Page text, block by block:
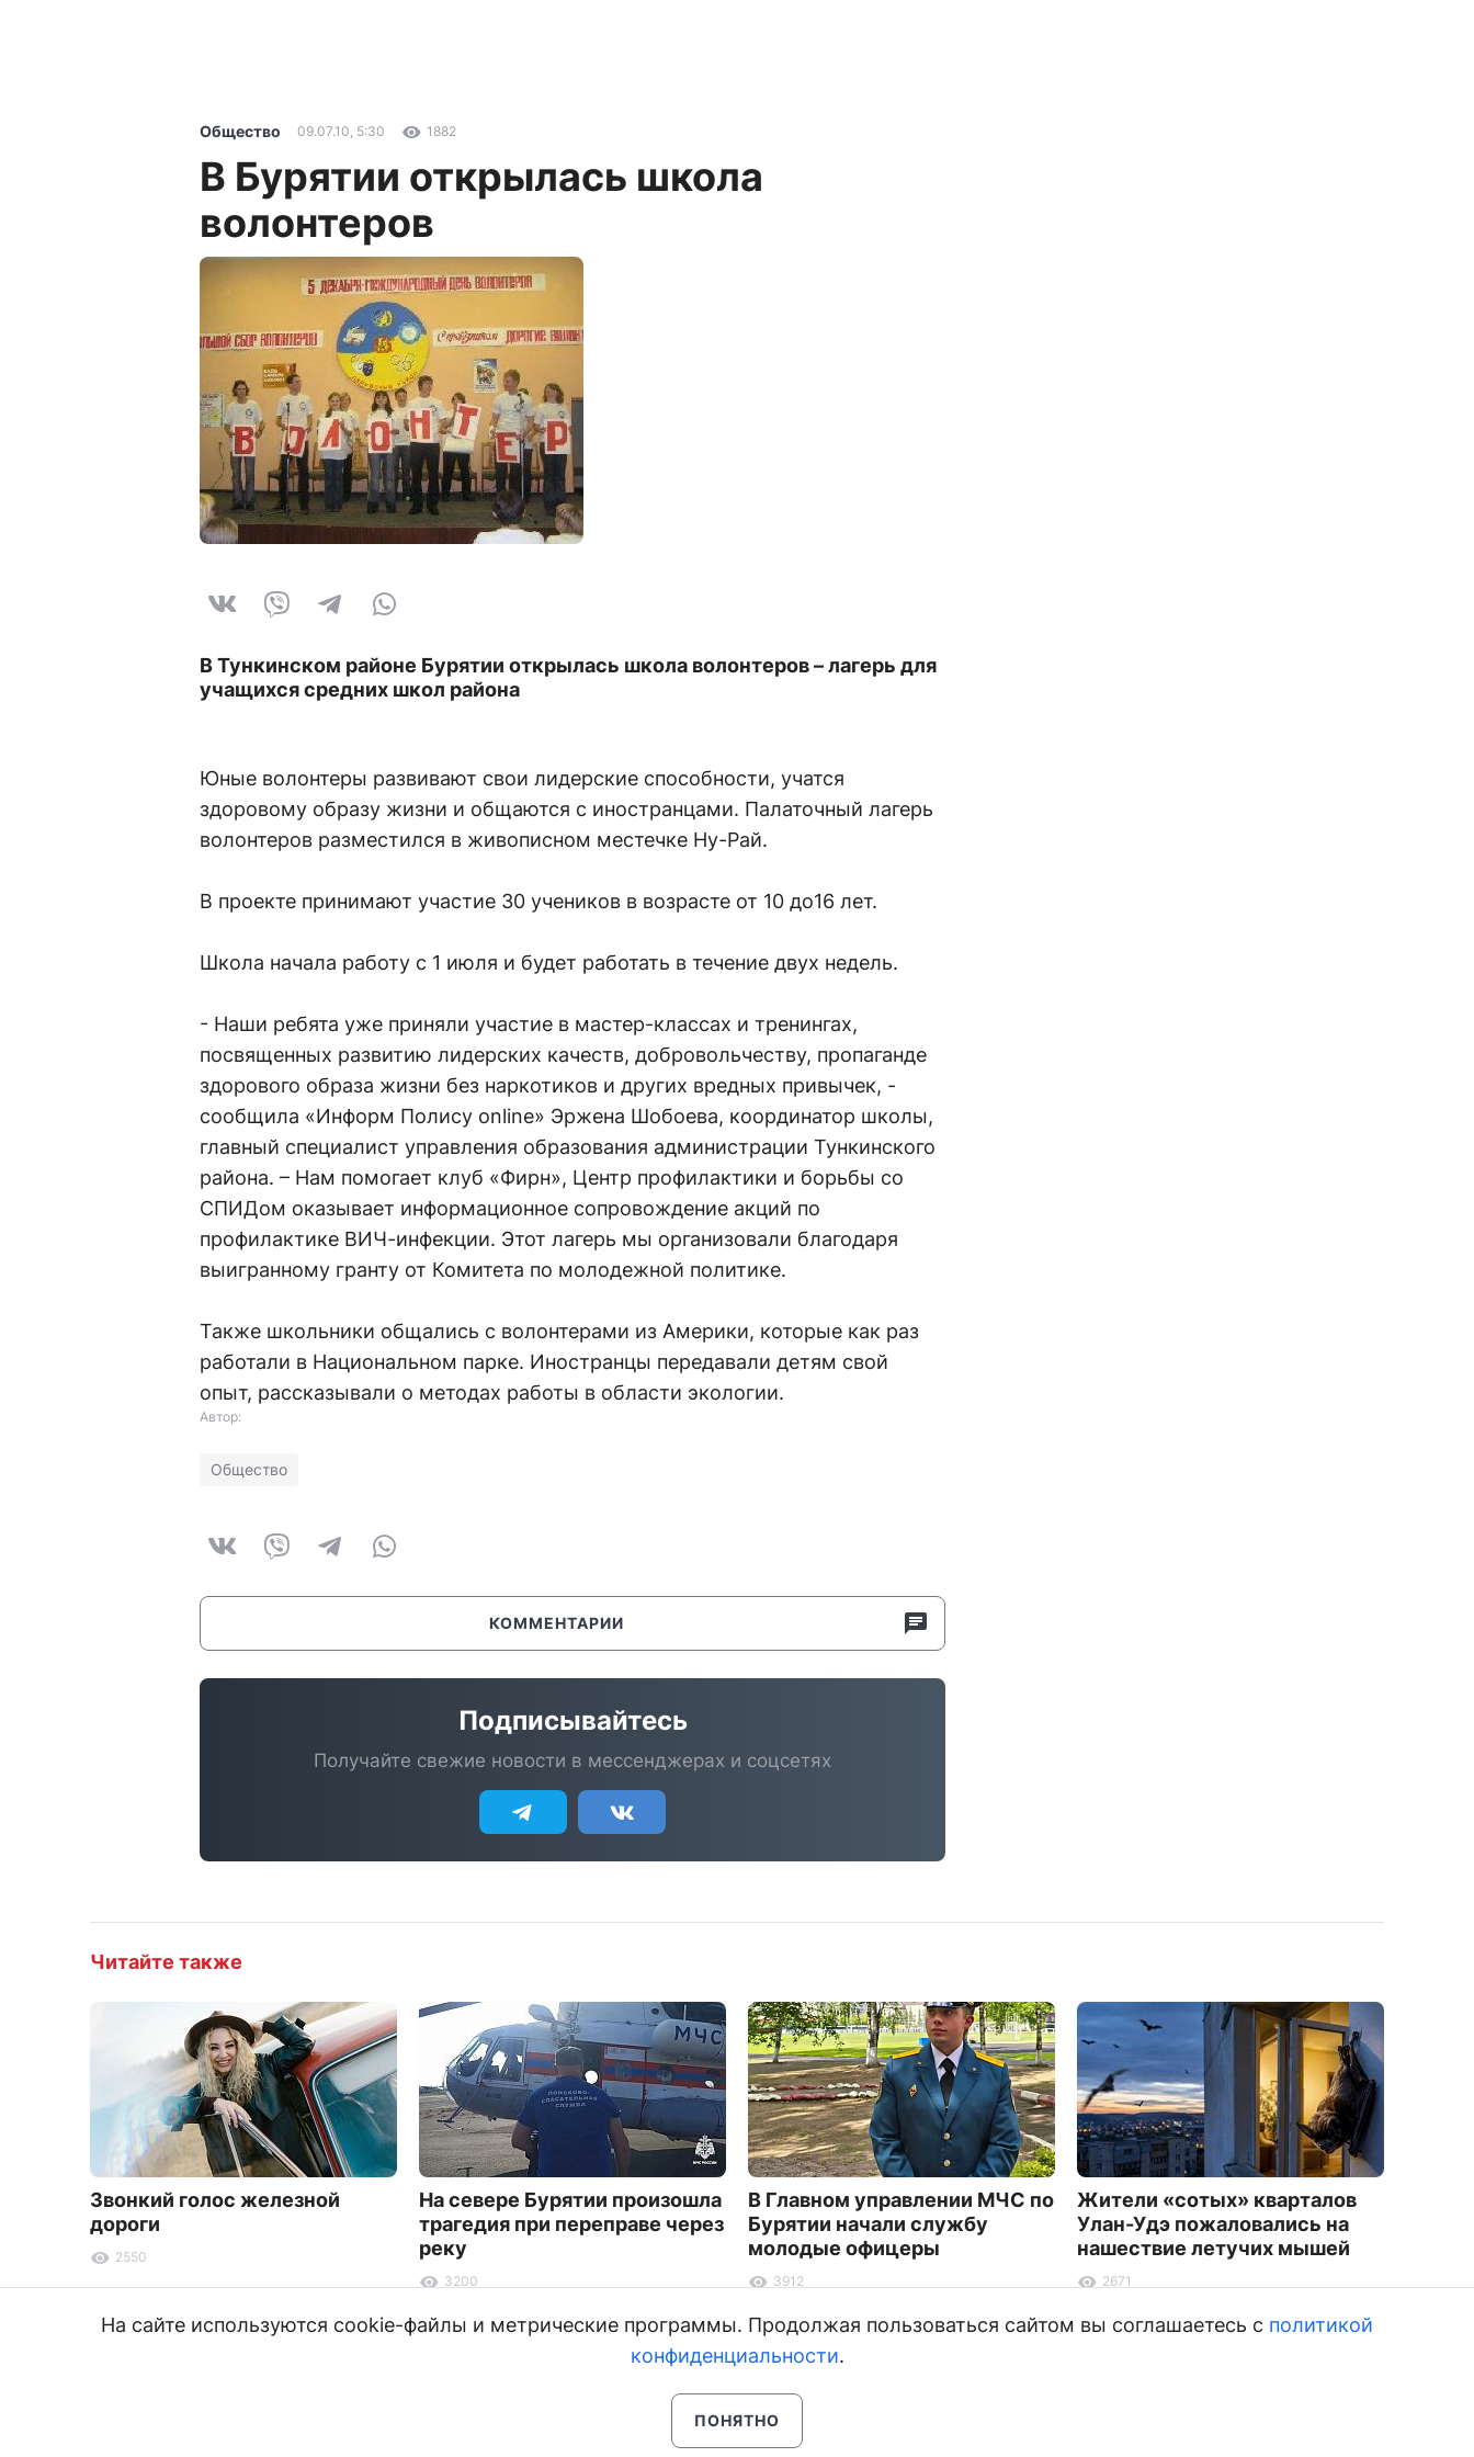
Общество 09.07.10, 5:30 1882
В Бурятии открылась школа
волонтеров
В Тункинском районе Бурятии открылась школа волонтеров – лагерь для
учащихся средних школ района
Юные волонтеры развивают свои лидерские способности, учатся
здоровому образу жизни и общаются с иностранцами. Палаточный лагерь
волонтеров разместился в живописном местечке Ну-Рай.
В проекте принимают участие 30 учеников в возрасте от 10 до16 лет.
Школа начала работу с 1 июля и будет работать в течение двух недель.
- Наши ребята уже приняли участие в мастер-классах и тренингах,
посвященных развитию лидерских качеств, добровольчеству, пропаганде
здорового образа жизни без наркотиков и других вредных привычек, -
сообщила «Информ Полису online» Эржена Шобоева, координатор школы,
главный специалист управления образования администрации Тункинского
района. – Нам помогает клуб «Фирн», Центр профилактики и борьбы со
СПИДом оказывает информационное сопровождение акций по
профилактике ВИЧ-инфекции. Этот лагерь мы организовали благодаря
выигранному гранту от Комитета по молодежной политике.
Также школьники общались с волонтерами из Америки, которые как раз
работали в Национальном парке. Иностранцы передавали детям свой
опыт, рассказывали о методах работы в области экологии.
Автор:
Общество
КОММЕНТАРИИ
Подписывайтесь
Получайте свежие новости в мессенджерах и соцсетях
Читайте также
Звонкий голос железной
дороги
2550
На севере Бурятии произошла
трагедия при переправе через
реку
3200
В Главном управлении МЧС по
Бурятии начали службу
молодые офицеры
3912
Жители «сотых» кварталов
Улан-Удэ пожаловались на
нашествие летучих мышей
2671
На сайте используются cookie-файлы и метрические программы. Продолжая пользоваться сайтом вы соглашаетесь с политикой
конфиденциальности.
ПОНЯТНО